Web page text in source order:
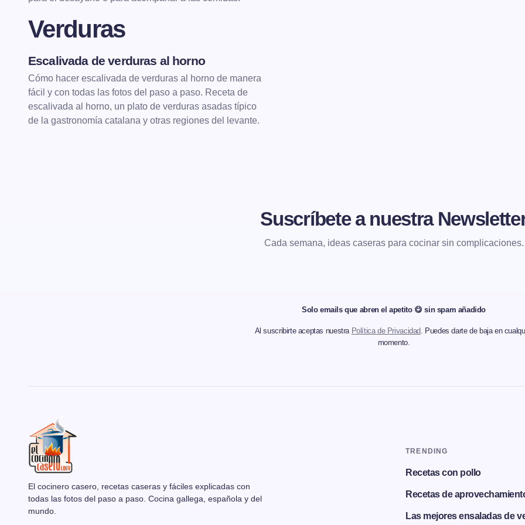
Verduras
Escalivada de verduras al horno
Cómo hacer escalivada de verduras al horno de manera
fácil y con todas las fotos del paso a paso. Receta de
escalivada al horno, un plato de verduras asadas típico
de la gastronomía catalana y otras regiones del levante.
Suscríbete a nuestra
Cada semana, ideas caseras para cocinar sin complicaciones.
Solo emails que abren el apetito 😋 sin spam añadido
Al suscribirte aceptas nuestra Política de Privacidad. Puedes darte de baja en
momento.
El cocinero casero, recetas caseras y fáciles explicadas con
todas las fotos del paso a paso. Cocina gallega, española y del
mundo.
TRENDING
Recetas con pollo
Recetas de
Las mejores ensaladas de